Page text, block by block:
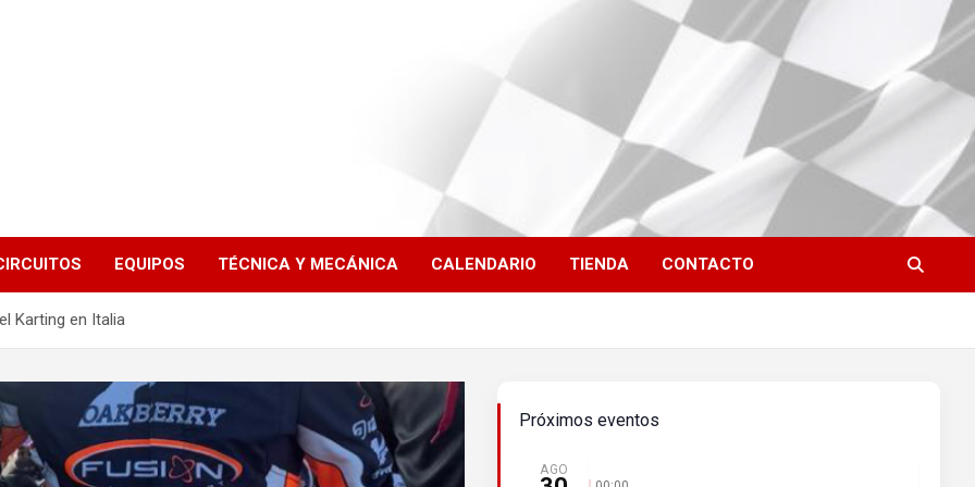
EQUIPOS TÉCNICA Y MECÁNICA CALENDARIO TIENDA CONTACTO
Karting en Italia
Próximos eventos
AGO